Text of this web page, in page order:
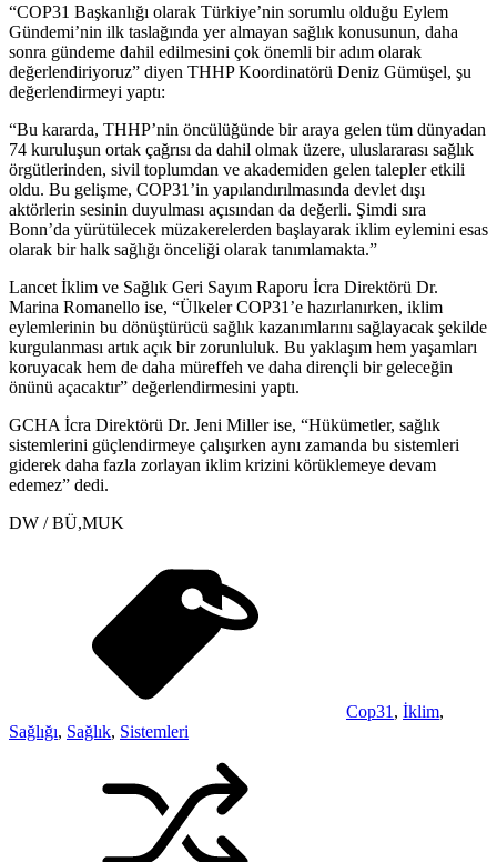
“COP31 Başkanlığı olarak Türkiye’nin sorumlu olduğu Eylem
Gündemi’nin ilk taslağında yer almayan sağlık konusunun, daha
sonra gündeme dahil edilmesini çok önemli bir adım olarak
değerlendiriyoruz” diyen THHP Koordinatörü Deniz Gümüşel, şu
değerlendirmeyi yaptı:
“Bu kararda, THHP’nin öncülüğünde bir araya gelen tüm dünyadan
74 kuruluşun ortak çağrısı da dahil olmak üzere, uluslararası sağlık
örgütlerinden, sivil toplumdan ve akademiden gelen talepler etkili
oldu. Bu gelişme, COP31’in yapılandırılmasında devlet dışı
aktörlerin sesinin duyulması açısından da değerli. Şimdi sıra
Bonn’da yürütülecek müzakerelerden başlayarak iklim eylemini esas
olarak bir halk sağlığı önceliği olarak tanımlamakta.”
Lancet İklim ve Sağlık Geri Sayım Raporu İcra Direktörü Dr.
Marina Romanello ise, “Ülkeler COP31’e hazırlanırken, iklim
eylemlerinin bu dönüştürücü sağlık kazanımlarını sağlayacak şekilde
kurgulanması artık açık bir zorunluluk. Bu yaklaşım hem yaşamları
koruyacak hem de daha müreffeh ve daha dirençli bir geleceğin
önünü açacaktır” değerlendirmesini yaptı.
GCHA İcra Direktörü Dr. Jeni Miller ise, “Hükümetler, sağlık
sistemlerini güçlendirmeye çalışırken aynı zamanda bu sistemleri
giderek daha fazla zorlayan iklim krizini körüklemeye devam
edemez” dedi.
DW / BÜ,MUK
Cop31 , İklim,
Sağlığı, Sağlık, Sistemleri